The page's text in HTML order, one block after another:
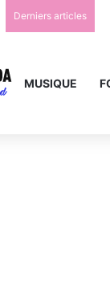
Derniers articles
MUSIQUE